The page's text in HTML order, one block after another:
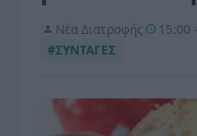
Νέα Διατροφής
15:00
#ΣΥΝΤΑΓΕΣ